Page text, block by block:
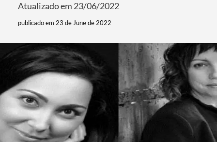
Atualizado em 23/06/2022
publicado em 23 de June de 2022